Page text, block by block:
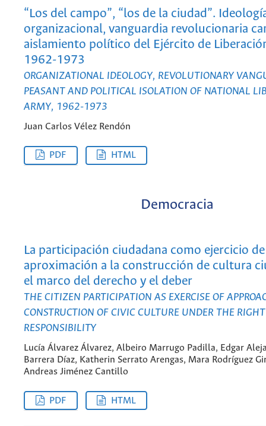
“Los del campo”, “los de la ciudad”.
organizacional, vanguardia revolucionaria
aislamiento político del Ejército de
1962-1973
ORGANIZATIONAL IDEOLOGY, REVOLUTIONARY
PEASANT AND POLITICAL ISOLATION OF NATIONAL
ARMY, 1962-1973
Juan Carlos Vélez Rendón
PDF HTML
Democracia
La participación ciudadana como ejercicio de
aproximación a la construcción de cultura
el marco del derecho y el deber
THE CITIZEN PARTICIPATION AS EXERCISE OF
CONSTRUCTION OF CIVIC CULTURE UNDER THE
RESPONSIBILITY
Lucía Álvarez Álvarez, Albeiro Marrugo Padilla, Edgar
Barrera Díaz, Katherin Serrato Arengas, Mara Rodríguez
Andreas Jiménez Cantillo
PDF HTML